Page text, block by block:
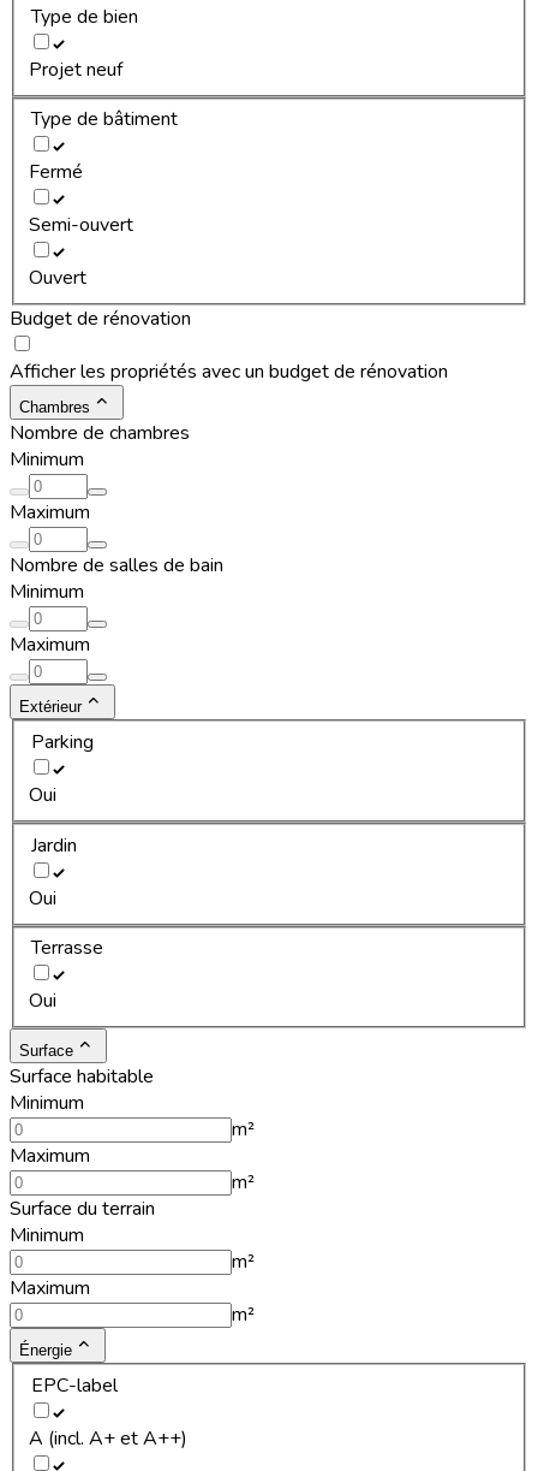
Type de bien
Projet neuf
Type de bâtiment
Fermé
Semi-ouvert
Ouvert
Budget de rénovation
Afficher les propriétés avec un budget de rénovation
Chambres
Nombre de chambres
Minimum
Maximum
Nombre de salles de bain
Minimum
Maximum
Extérieur
Parking
Oui
Jardin
Oui
Terrasse
Oui
Surface
Surface habitable
Minimum
m²
Maximum
m²
Surface du terrain
Minimum
m²
Maximum
m²
Énergie
EPC-label
A (incl. A+ et A++)